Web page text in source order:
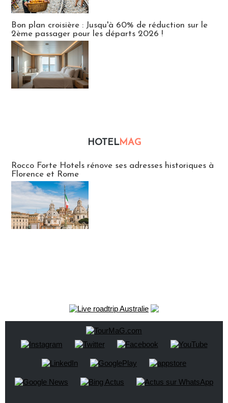
Bon plan croisière : Jusqu'à 60% de réduction sur le
2ème passager pour les départs 2026 !
HOTELMAG
Rocco Forte Hotels rénove ses adresses historiques à
Florence et Rome